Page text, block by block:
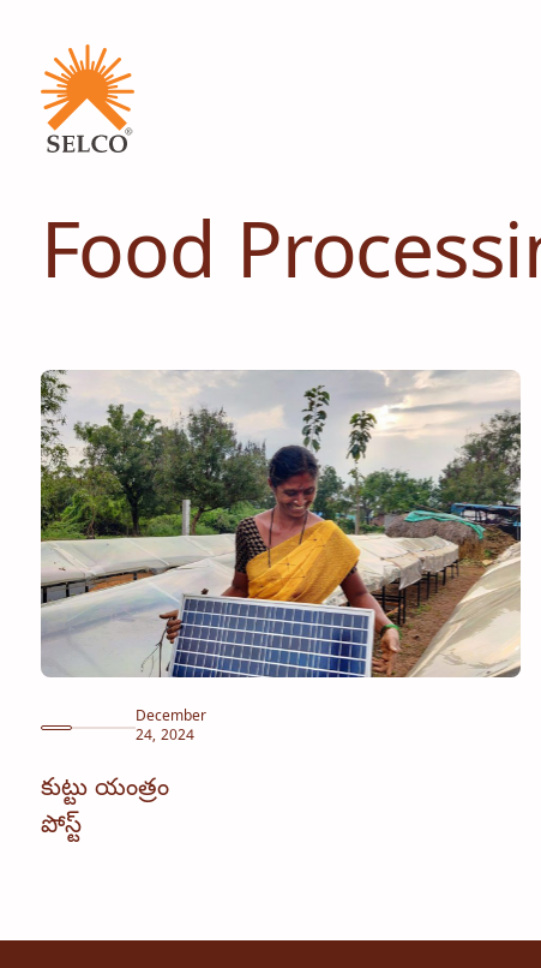
Food
December
24, 2024
కుట్టు యంత్రం
పోస్ట్